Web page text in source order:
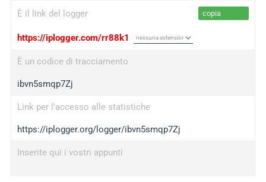
È il link del logger copia
https://iplogger.com/rr88k1
È un codice di tracciamento
ibvn5smqp7Zj
Link per l'accesso alle statistiche
https://iplogger.org/logger/ibvn5smqp7Zj
Inserite qui i vostri appunti